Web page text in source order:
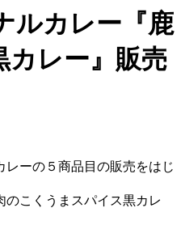
ルカレー『鹿
カレー』販売
ーの５商品目の販売をはじ
のこくうまスパイス黒カレ